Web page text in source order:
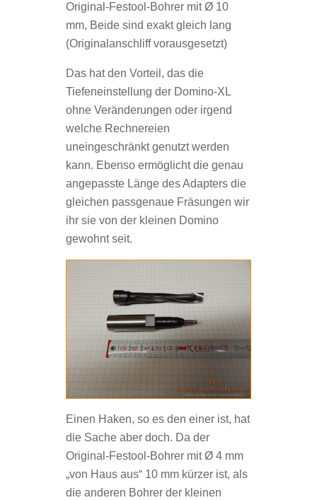
Original-Festool-Bohrer mit Ø 10
mm, Beide sind exakt gleich lang
(Originalanschliff vorausgesetzt)
Das hat den Vorteil, das die
Tiefeneinstellung der Domino-XL
ohne Veränderungen oder irgend
welche Rechnereien
uneingeschränkt genutzt werden
kann. Ebenso ermöglicht die genau
angepasste Länge des Adapters die
gleichen passgenaue Fräsungen wir
ihr sie von der kleinen Domino
gewohnt seit.
Einen Haken, so es den einer ist, hat
die Sache aber doch. Da der
Original-Festool-Bohrer mit Ø 4 mm
„von Haus aus“ 10 mm kürzer ist, als
die anderen Bohrer der kleinen